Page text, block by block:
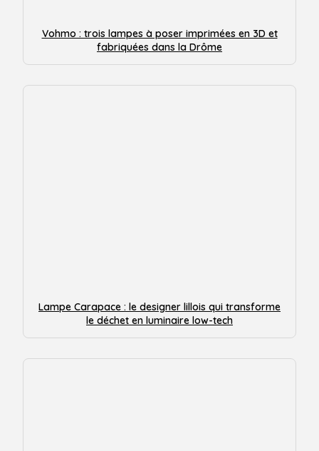
Vohmo : trois lampes à poser imprimées en 3D et
fabriquées dans la Drôme
Lampe Carapace : le designer lillois qui transforme
le déchet en luminaire low-tech